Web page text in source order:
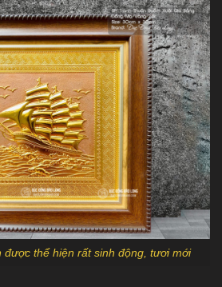
được thể hiện rất sinh động, tươi mới